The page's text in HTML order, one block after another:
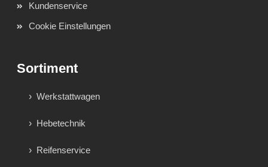
Kundenservice
Cookie Einstellungen
Sortiment
Werkstattwagen
Hebetechnik
Reifenservice